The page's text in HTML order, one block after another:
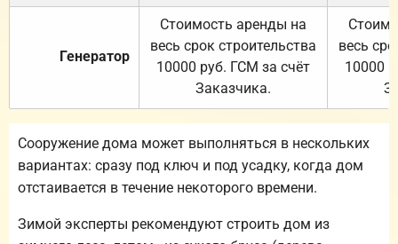
Генератор
Стоимость аренды на
весь срок строительства
10000 руб. ГСМ за счёт
Заказчика.
весь
10000
Сооружение дома может выполняться в нескольких
вариантах: сразу под ключ и под усадку, когда дом
отстаивается в течение некоторого времени.
Зимой эксперты рекомендуют строить дом из